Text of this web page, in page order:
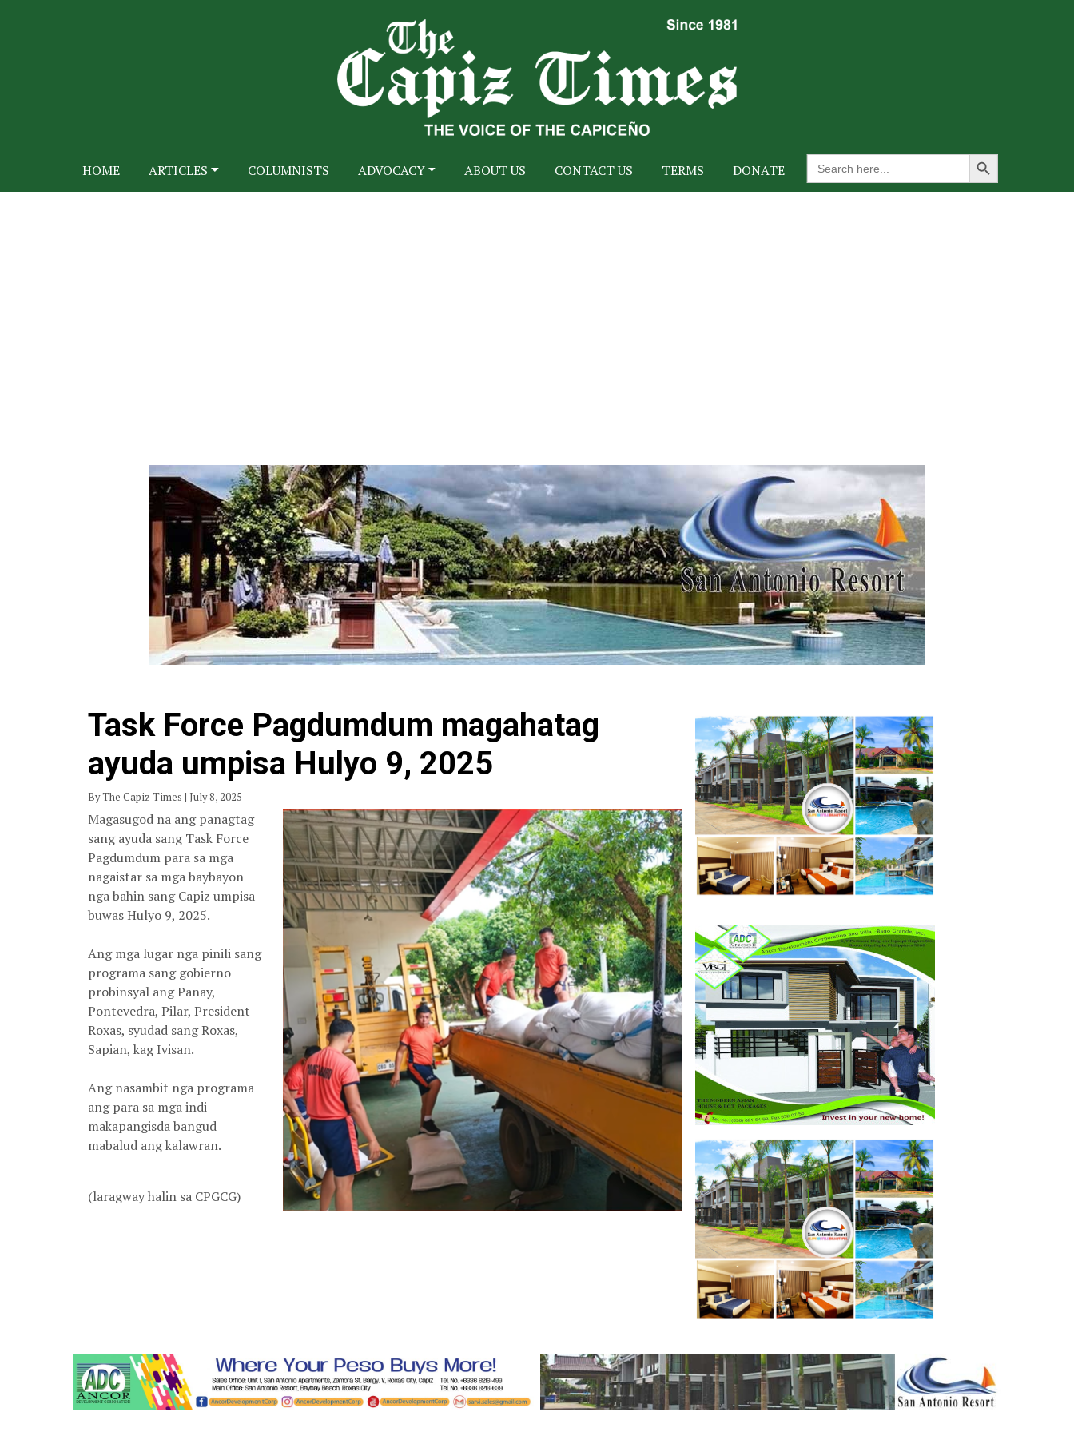
HOME ARTICLES COLUMNISTS ADVOCACY ABOUT US CONTACT US TERMS DONATE
Search
for:
Search Button
Task Force Pagdumdum magahatag
ayuda umpisa Hulyo 9, 2025
By The Capiz Times | July 8, 2025
Magasugod na ang panagtag
sang ayuda sang Task Force
Pagdumdum para sa mga
nagaistar sa mga baybayon
nga bahin sang Capiz umpisa
buwas Hulyo 9, 2025.
Ang mga lugar nga pinili sang
programa sang gobierno
probinsyal ang Panay,
Pontevedra, Pilar, President
Roxas, syudad sang Roxas,
Sapian, kag Ivisan.
Ang nasambit nga programa
ang para sa mga indi
makapangisda bangud
mabalud ang kalawran.
(laragway halin sa CPGCG)